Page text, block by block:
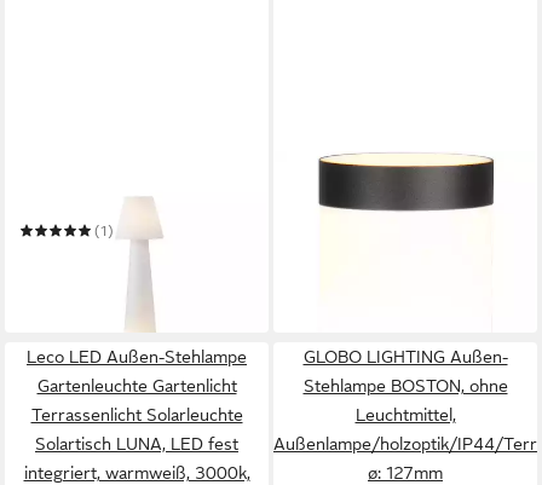
Außen-Stehlampe Katrijn
(1)
199,00 €
in 4-5 Werktagen bei dir
TRIO LEUCHTEN
Außen-Stehlampe TRIOTO,
Leco LED Außen-Stehlampe
Gartenleuchte Gartenlicht
Terrassenlicht Solarleuchte
Solartisch LUNA, LED fest
integriert, warmweiß, 3000k,
GLOBO LIGHTING Außen-
Stehlampe BOSTON, ohne
Leuchtmittel,
Außenlampe/holzoptik/IP44/
ø: 127mm